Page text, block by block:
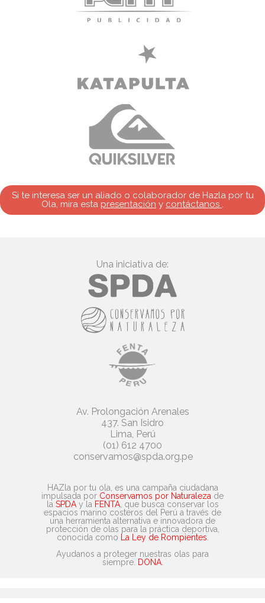
Si te interesa ser un aliado o colaborador de Hazla por tu
Ola, mira esta presentación y contáctanos .
Una iniciativa de:
Av. Prolongación Arenales
437. San Isidro
Lima, Perú
(01) 612 4700
conservamos@spda.org.pe
HAZla por tu ola, es una campaña ciudadana
impulsada por Conservamos por Naturaleza de
la SPDAy la FENTA, que busca conservar los
espacios marino costeros del Perú a través de
una herramienta alternativa e innovadora de
protección de olas para la práctica deportiva,
conocida como La Ley de Rompientes.
Ayudanos a proteger nuestras olas para
siempre. DONA.